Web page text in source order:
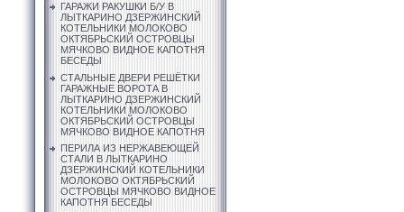
ГАРАЖИ РАКУШКИ Б/У В
ЛЫТКАРИНО ДЗЕРЖИНСКИЙ
КОТЕЛЬНИКИ МОЛОКОВО
ОКТЯБРЬСКИЙ ОСТРОВЦЫ
МЯЧКОВО ВИДНОЕ КАПОТНЯ
БЕСЕДЫ
СТАЛЬНЫЕ ДВЕРИ РЕШЁТКИ
ГАРАЖНЫЕ ВОРОТА В
ЛЫТКАРИНО ДЗЕРЖИНСКИЙ
КОТЕЛЬНИКИ МОЛОКОВО
ОКТЯБРЬСКИЙ ОСТРОВЦЫ
МЯЧКОВО ВИДНОЕ КАПОТНЯ
ПЕРИЛА ИЗ НЕРЖАВЕЮЩЕЙ
СТАЛИ В ЛЫТКАРИНО
ДЗЕРЖИНСКИЙ КОТЕЛЬНИКИ
МОЛОКОВО ОКТЯБРЬСКИЙ
ОСТРОВЦЫ МЯЧКОВО ВИДНОЕ
КАПОТНЯ БЕСЕДЫ